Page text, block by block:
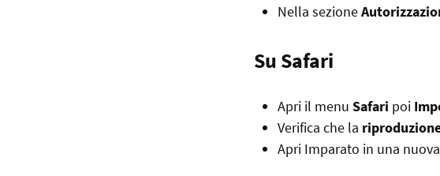
Nella sezione
Su Safari
Apri il menu Safari poi
Verifica che la
Apri Imparato in una